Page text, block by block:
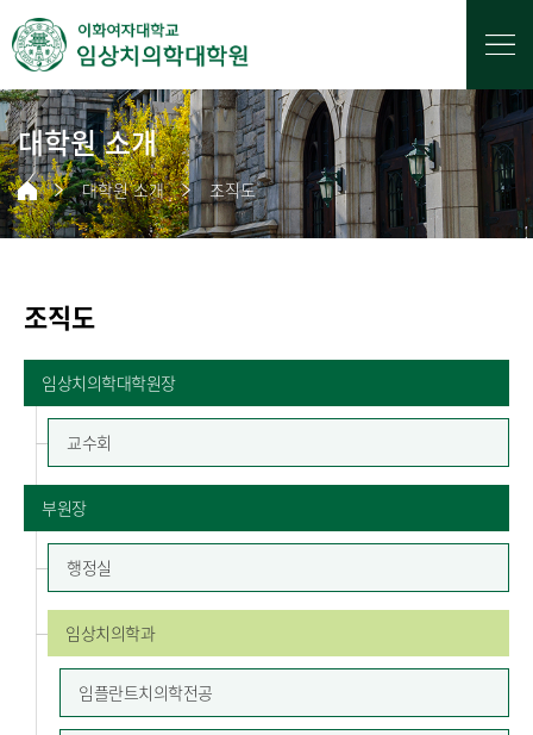
대학원 소개
대학원 소개 조직도
조직도
임상치의학대학원장
교수회
부원장
행정실
임상치의학과
임플란트치의학전공